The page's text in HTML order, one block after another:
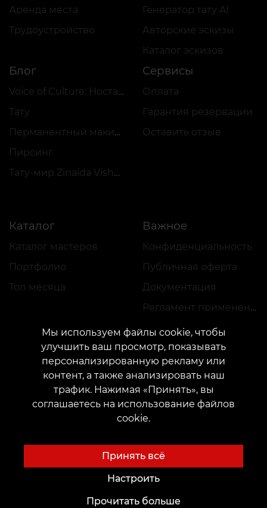
Аренда места
Трудоустройство
Генератор тату AI
Авторские эскизы
Каталог эскизов
Блог
Voice of Culture: Ностальгия по 2000-м
Тату
Перманентный макияж
Пирсинг
Тату-мир Zinaida Vishenka
Сервисы
Оплата
Гарантия резервации
Оставить отзыв
Каталог
Каталог мастеров
Портфолио
Топ месяца
Важное
Конфиденциальность
Публичная оферта
Документация
Регламент применения акций
КОНТАКТЫ
Свяжитесь с нами: customers@vean-tattoo.com
marketing.veantattoo@gmail.com
Жалобы и предложения:complaints@vean-tattoo.com
Мы используем файлы cookie, чтобы
улучшить ваш просмотр, показывать
персонализированную рекламу или
контент, а также анализировать наш
трафик. Нажимая «Принять», вы
соглашаетесь на использование файлов
cookie.
Принять всё
Настроить
Прочитать больше